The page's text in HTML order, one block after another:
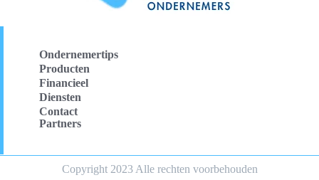
Ondernemertips
Producten
Financieel
Diensten
Contact
Partners
Copyright 2023 Alle rechten voorbehouden